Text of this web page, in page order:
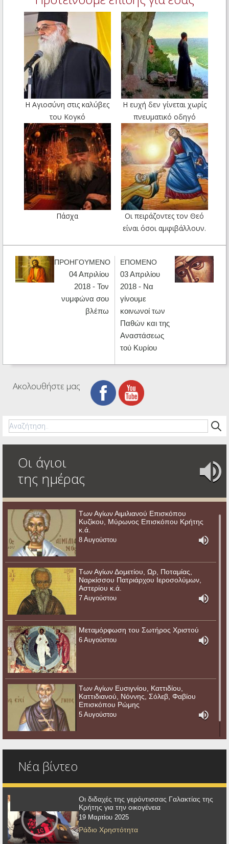
Η Αγιοσύνη στις καλύβες
του Κογκό
Η ευχή δεν γίνεται χωρίς
πνευματικό οδηγό
Πάσχα
Οι πειράζοντες τον Θεό
είναι όσοι αμφιβάλλουν.
ΠΡΟΗΓΟΥΜΕΝΟ
04 Απριλίου
2018 - Τον
νυμφώνα σου
βλέπω
ΕΠΟΜΕΝΟ
03 Απριλίου
2018 - Να
γίνουμε
κοινωνοί των
Παθών και της
Αναστάσεως
τού Κυρίου
Ακολουθήστε μας
Οι άγιοι
της ημέρας
Των Αγίων Αιμιλιανού Επισκόπου
Κυζίκου, Μύρωνος Επισκόπου Κρήτης
κ.ά.
8 Αυγούστου
Των Αγίων Δομετίου, Ωρ, Ποταμίας,
Ναρκίσσου Πατριάρχου Ιεροσολύμων,
Αστερίου κ.ά.
7 Αυγούστου
Μεταμόρφωση του Σωτήρος Χριστού
6 Αυγούστου
Των Αγίων Ευσιγνίου, Καττιδίου,
Καττιδιανού, Νόννης, Σόλεβ, Φαβίου
Επισκόπου Ρώμης
5 Αυγούστου
Νέα βίντεο
Οι διδαχές της γερόντισσας Γαλακτίας της
Κρήτης για την οικογένεια
19 Μαρτίου 2025
Ράδιο Χρηστότητα